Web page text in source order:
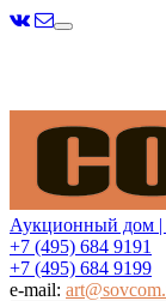
Меню
Аукционный дом
+7 (495) 684 9191
+7 (495) 684 9199
e-mail: